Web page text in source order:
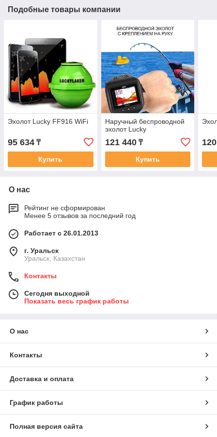
Подобные товары компании
Эхолот Lucky FF916 WiFi
95 634 ₸
Купить
Наручный беспроводной
эхолот Lucky
121 440₸
Купить
О нас
Рейтинг не сформирован
Менее 5 отзывов за последний год
Работает с 26.01.2013
г. Уральск
Уральск, Казахстан
Контакты
Сегодня выходной
Показать весь график работы
О нас
Контакты
Доставка и оплата
График работы
Полная версия сайта